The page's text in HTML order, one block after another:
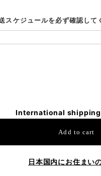
スケジュールを必ず確認して
International
Add to cart
日本国内にお住まい